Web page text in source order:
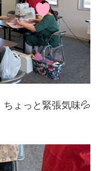
ょっと緊張気味💦